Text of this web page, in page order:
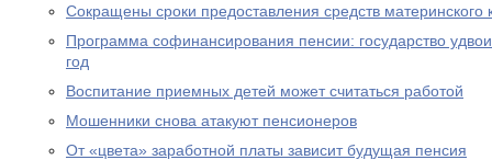
Сокращены сроки предоставления средств материнского
Программа софинансирования пенсии: государство
год
Воспитание приемных детей может считаться работой
Мошенники снова атакуют пенсионеров
От «цвета» заработной платы зависит будущая пенсия